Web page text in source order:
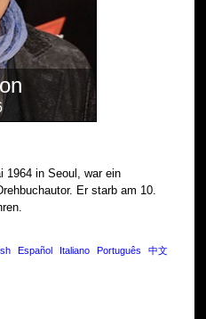
1964 in Seoul, war ein
Er starb am 10.
Español Italiano Português 中文